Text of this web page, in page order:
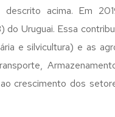
descrito acima. Em
Uruguai. Essa
e silvicultura) e as
crescimento dos